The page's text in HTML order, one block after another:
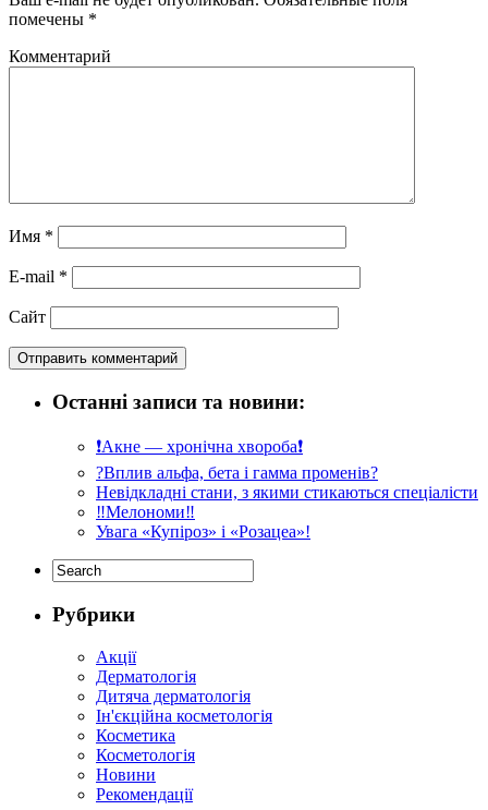
помечены *
Комментарий
Имя *
E-mail *
Сайт
Останні записи та новини:
❗️Акне — хронічна хвороба❗️
?Вплив альфа, бета і гамма променів?
Невідкладні стани, з якими стикаються спеціалісти
‼️Мелономи‼️
Увага «Купіроз» і «Розацеа»!
Рубрики
Акції
Дерматологія
Дитяча дерматологія
Ін'єкційна косметологія
Косметика
Косметологія
Новини
Рекомендації